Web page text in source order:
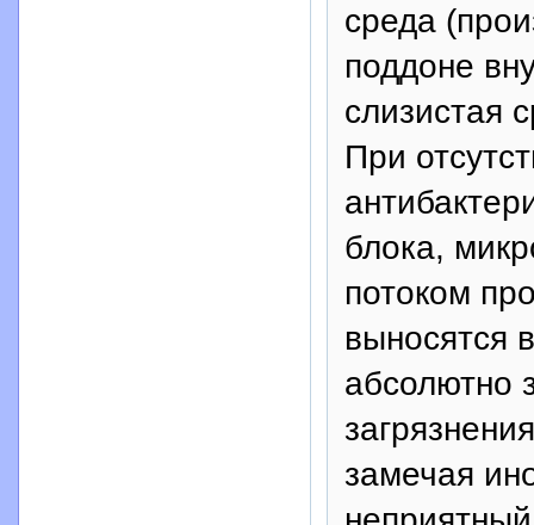
среда
поддоне
слизистая
При
блока,
потоком
выносятся
абсолютно
замечая